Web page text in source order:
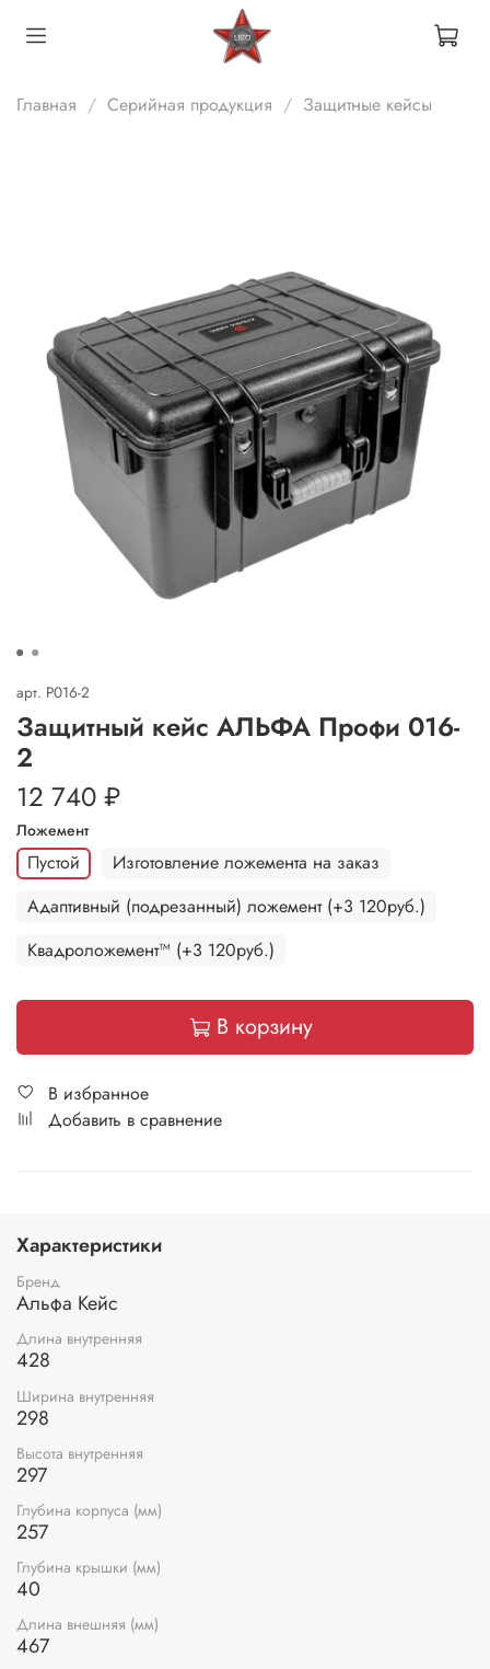
Главная Серийная продукция Защитные кейсы
арт. P016-2
Защитный кейс АЛЬФА Профи 016-
2
12 740 ₽
Ложемент
Пустой
Изготовление ложемента на заказ
Адаптивный (подрезанный) ложемент (+3 120руб.)
Квадроложемент™ (+3 120руб.)
В корзину
В избранное
Добавить в сравнение
Характеристики
Бренд
Альфа Кейс
Длина внутренняя
428
Ширина внутренняя
298
Высота внутренняя
297
Глубина корпуса (мм)
257
Глубина крышки (мм)
40
Длина внешняя (мм)
467